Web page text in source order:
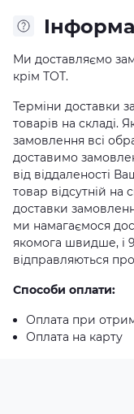
Ми доставляємо
крім ТОТ.
Терміни доставки
товарів на
замовлення всі
доставимо
від віддаленості
товар відсутній на
доставки
ми намагаємося
якомога швидше, і
відправляються
Способи оплати:
Оплата при
Оплата на карту